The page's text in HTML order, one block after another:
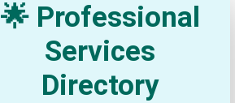
🌟 Professional
Services
Directory